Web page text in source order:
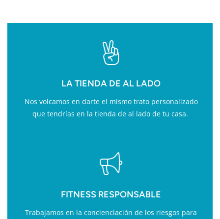
LA TIENDA DE AL LADO
Nos volcamos en darte el mismo trato personalizado
que tendrías en la tienda de al lado de tu casa.
FITNESS RESPONSABLE
Trabajamos en la concienciación de los riesgos para